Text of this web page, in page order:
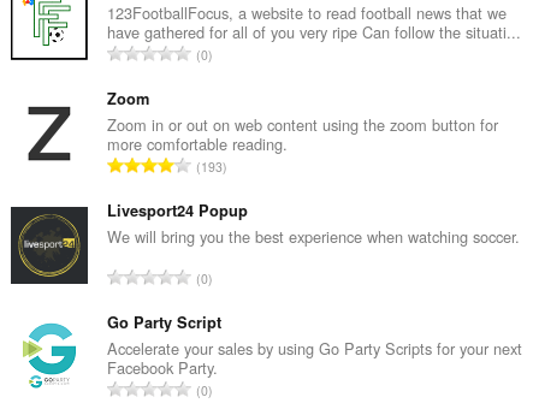
123FootballFocus, a website to read football news that we
have gathered for all of you very ripe Can follow the situati...
총
수
:
0
Zoom
Zoom in or out on web content using the zoom button for
more comfortable reading.
총
급
수
193
Livesport24 Popup
We will bring you the best experience when watching soccer.
총
급
수
:
0
Go Party Script
Accelerate your sales by using Go Party Scripts for your next
Facebook Party.
총
0